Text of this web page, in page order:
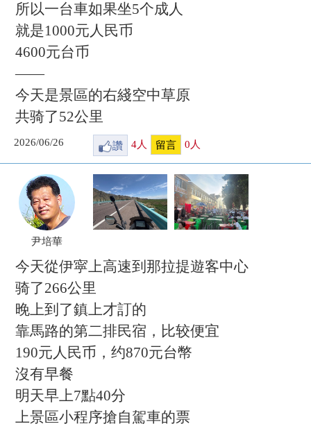
所以一台車如果坐5个成人
就是1000元人民币
4600元台币
——
今天是景區的右綫空中草原
共骑了52公里
2026/06/26 讚 4人 留言 0 人
尹培華
今天從伊寜上高速到那拉提遊客中心
骑了266公里
晚上到了鎮上才訂的
靠馬路的第二排民宿，比较便宜
190元人民币，约870元台幣
沒有早餐
明天早上7點40分
上景區小程序搶自駕車的票